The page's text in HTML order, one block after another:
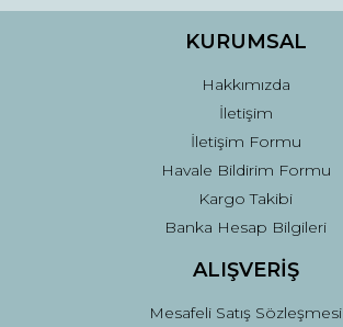
Ürün fiyatı diğer sitelerden daha pahalı.
Gönder
KURUMSAL
Hakkımızda
İletişim
İletişim Formu
Havale Bildirim Formu
Kargo Takibi
Banka Hesap Bilgileri
ALIŞVERİŞ
Mesafeli Satış Sözleşmesi